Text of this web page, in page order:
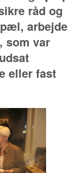
råd og
arbejde
som var
eller fast